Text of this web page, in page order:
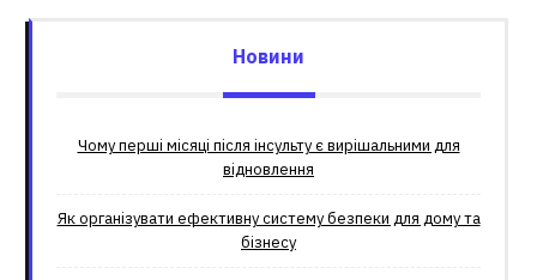
Новини
Чому перші місяці після інсульту є вирішальними для
відновлення
Як організувати ефективну систему безпеки для дому та
бізнесу